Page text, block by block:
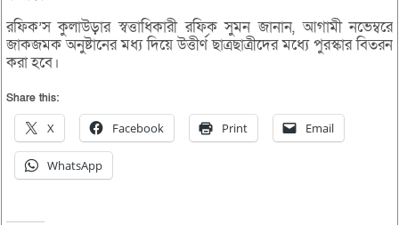
রফিক’স কুলাউড়ার স্বত্তাধিকারী রফিক সুমন জানান, আগামী নভেম্বরে
জাকজমক অনুষ্টানের মধ্য দিয়ে উত্তীর্ণ ছাত্রছাত্রীদের মধ্যে পুরস্কার বিতরন
করা হবে।
Share this:
X Facebook Print Email
WhatsApp